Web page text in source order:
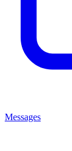
Messages